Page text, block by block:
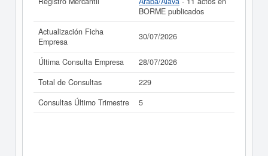
BORME publicados
Actualización Ficha
Empresa
30/07/2026
Última Consulta Empresa
28/07/2026
Total de Consultas
229
Consultas Último Trimestre
5